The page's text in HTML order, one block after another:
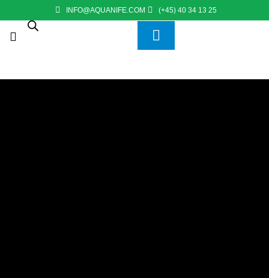
INFO@AQUANIFE.COM (+45) 40 34 13 25